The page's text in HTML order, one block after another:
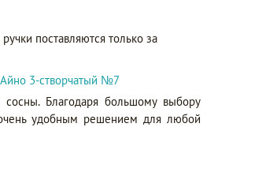
поставляются только за
3-створчатый №7
Благодаря большому выбору
удобным решением для любой